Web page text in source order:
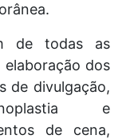
de todas as
dos
de divulgação,
e
de cena,